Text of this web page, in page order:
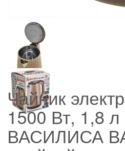
Чайник
1500 Вт, 1,8 л
ВАСИЛИСА